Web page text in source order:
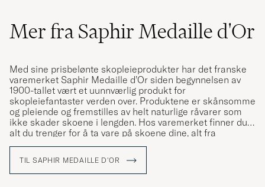
ANKE S KJØPTE PÅ CAREOFCARL.DE
Hervorragende Qualiät so wie wir sie gewohnt
sind.
ANKE S KJØPTE PÅ CAREOFCARL.DE
Det skiljer sig inte från liknande andra
produkter som har lägre pris.
Mer fra Saphir Medaille d'Or
Med sine prisbelønte skopleieprodukter har det franske
varemerket Saphir Medaille d’Or siden begynnelsen av
1900-tallet vært et uunnværlig produkt for
skopleiefantaster verden over. Produktene er skånsomme
og pleiende og fremstilles av helt naturlige råvarer som
ikke skader skoene i lengden. Hos varemerket finner du
alt du trenger for å ta vare på skoene dine, alt fra
TIL SAPHIR MEDAILLE D'OR